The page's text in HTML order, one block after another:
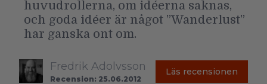
huvudrollerna, om idéerna saknas,
och goda idéer är något ”Wanderlust”
har ganska ont om.
Fredrik Adolvsson
Recension: 25.06.2012
Läs recensionen